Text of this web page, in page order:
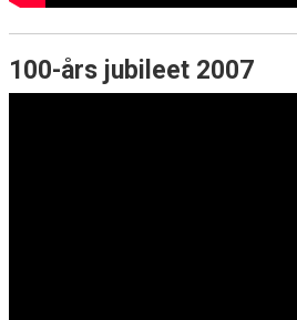
100-års jubileet 2007